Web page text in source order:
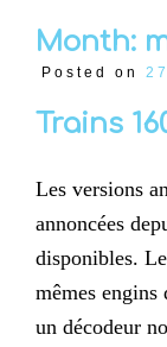
Month:
Posted on
Trains
Les versions
annoncées
disponibles.
mêmes engins
un décodeur